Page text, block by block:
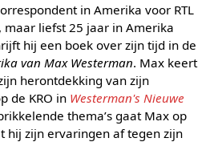
in Amerika voor RTL
liefst 25 jaar in Amerika
hij een boek over zijn tijd in de
van Max Westerman. Max keert
herontdekking van zijn
de KRO in Westerman's Nieuwe
thema’s gaat Max op
hij zijn ervaringen af tegen zijn